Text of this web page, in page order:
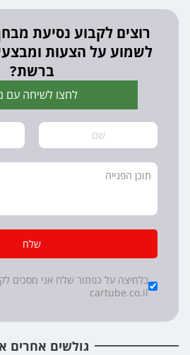
רוצים לקבוע נסיעת
לשמוע על הצעות
ברשת?
לחצו לשיחה עם
שלח
Checkboxes
*
cartube.co.il
גולשים אחרים